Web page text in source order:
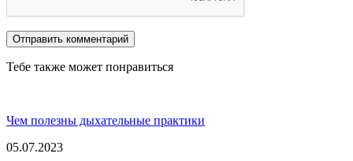
Тебе также может понравиться
Чем полезны дыхательные практики
05.07.2023